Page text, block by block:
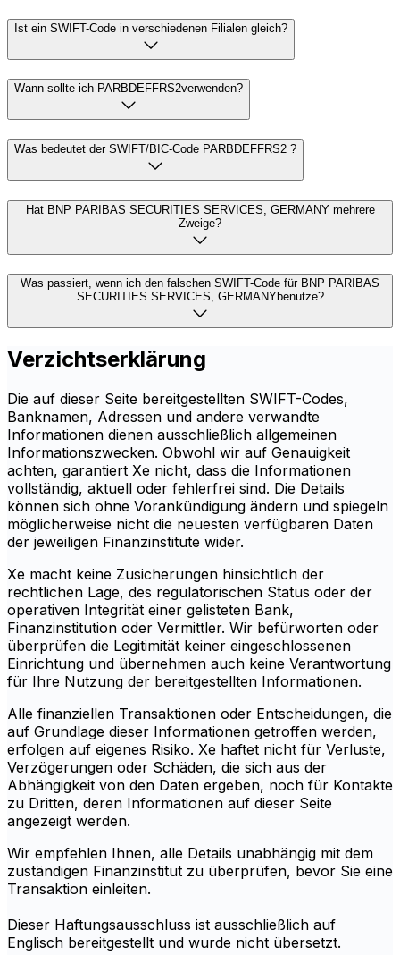
Ist ein SWIFT-Code in verschiedenen Filialen gleich?
Wann sollte ich PARBDEFFRS2verwenden?
Was bedeutet der SWIFT/BIC-Code PARBDEFFRS2 ?
Hat BNP PARIBAS SECURITIES SERVICES, GERMANY mehrere
Zweige?
Was passiert, wenn ich den falschen SWIFT-Code für BNP PARIBAS
SECURITIES SERVICES, GERMANYbenutze?
Verzichtserklärung
Die auf dieser Seite bereitgestellten SWIFT-Codes,
Banknamen, Adressen und andere verwandte
Informationen dienen ausschließlich allgemeinen
Informationszwecken. Obwohl wir auf Genauigkeit
achten, garantiert Xe nicht, dass die Informationen
vollständig, aktuell oder fehlerfrei sind. Die Details
können sich ohne Vorankündigung ändern und spiegeln
möglicherweise nicht die neuesten verfügbaren Daten
der jeweiligen Finanzinstitute wider.
Xe macht keine Zusicherungen hinsichtlich der
rechtlichen Lage, des regulatorischen Status oder der
operativen Integrität einer gelisteten Bank,
Finanzinstitution oder Vermittler. Wir befürworten oder
überprüfen die Legitimität keiner eingeschlossenen
Einrichtung und übernehmen auch keine Verantwortung
für Ihre Nutzung der bereitgestellten Informationen.
Alle finanziellen Transaktionen oder Entscheidungen, die
auf Grundlage dieser Informationen getroffen werden,
erfolgen auf eigenes Risiko. Xe haftet nicht für Verluste,
Verzögerungen oder Schäden, die sich aus der
Abhängigkeit von den Daten ergeben, noch für Kontakte
zu Dritten, deren Informationen auf dieser Seite
angezeigt werden.
Wir empfehlen Ihnen, alle Details unabhängig mit dem
zuständigen Finanzinstitut zu überprüfen, bevor Sie eine
Transaktion einleiten.
Dieser Haftungsausschluss ist ausschließlich auf
Englisch bereitgestellt und wurde nicht übersetzt.